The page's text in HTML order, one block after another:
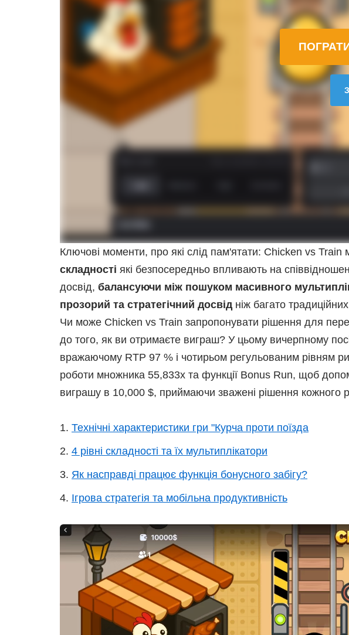
Ключові моменти, про які слід пам'ятати: Chicken vs Train
складності які безпосередньо впливають на
досвід, балансуючи між пошуком масивного
прозорий та стратегічний досвід ніж багато
Чи може Chicken vs Train запропонувати рішення для
до того, як ви отримаєте виграш? У цьому вичерпному
вражаючому RTP 97 % і чотирьом регульованим рівням
роботи множника 55,833x та функції Bonus Run, щоб
виграшу в 10,000 $, приймаючи зважені рішення кожного
Технічні характеристики гри "Курча проти поїзда
4 рівні складності та їх мультиплікатори
Як насправді працює функція бонусного забігу?
Ігрова стратегія та мобільна продуктивність